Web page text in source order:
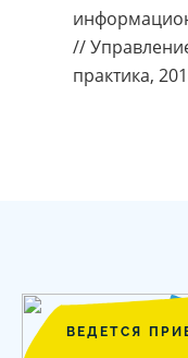
//
практика,
ВЕДЕТСЯ